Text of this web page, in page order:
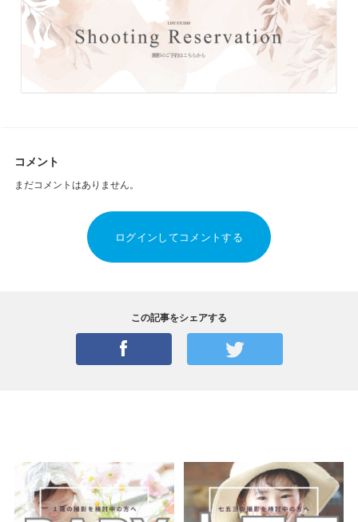
コメント
まだコメントはありません。
ログインしてコメントする
この記事をシェアする